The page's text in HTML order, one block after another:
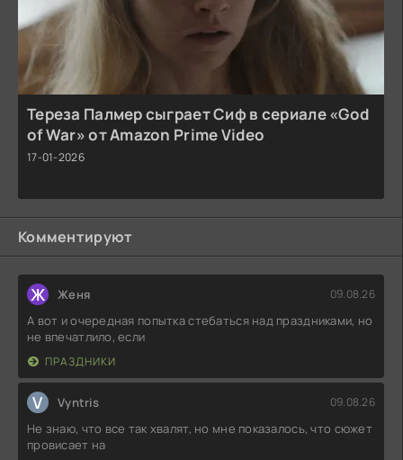
Тереза Палмер сыграет Сиф в сериале «God
of War» от Amazon Prime Video
17-01-2026
Комментируют
Ж Женя 09.08.26
А вот и очередная попытка стебаться над праздниками, но
не впечатлило, если
ПРАЗДНИКИ
V Vyntris 09.08.26
Не знаю, что все так хвалят, но мне показалось, что сюжет
провисает на